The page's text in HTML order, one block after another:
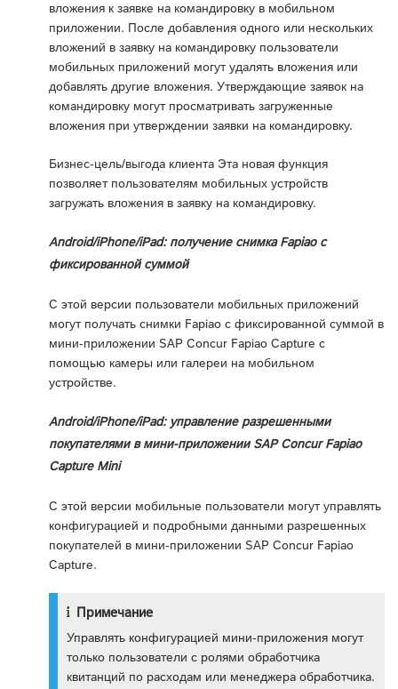
вложения к заявке на командировку в мобильном
приложении. После добавления одного или нескольких
вложений в заявку на командировку пользователи
мобильных приложений могут удалять вложения или
добавлять другие вложения. Утверждающие заявок на
командировку могут просматривать загруженные
вложения при утверждении заявки на командировку.
Бизнес-цель/выгода клиента Эта новая функция
позволяет пользователям мобильных устройств
загружать вложения в заявку на командировку.
Android/iPhone/iPad: получение снимка Fapiao с
фиксированной суммой
С этой версии пользователи мобильных приложений
могут получать снимки Fapiao с фиксированной суммой в
мини-приложении SAP Concur Fapiao Capture с
помощью камеры или галереи на мобильном
устройстве.
Android/iPhone/iPad: управление разрешенными
покупателями в мини-приложении SAP Concur Fapiao
Capture Mini
С этой версии мобильные пользователи могут управлять
конфигурацией и подробными данными разрешенных
покупателей в мини-приложении SAP Concur Fapiao
Capture.
Примечание
Управлять конфигурацией мини-приложения могут
только пользователи с ролями обработчика
квитанций по расходам или менеджера обработчика.